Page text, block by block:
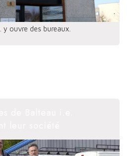
y ouvre des bureaux.